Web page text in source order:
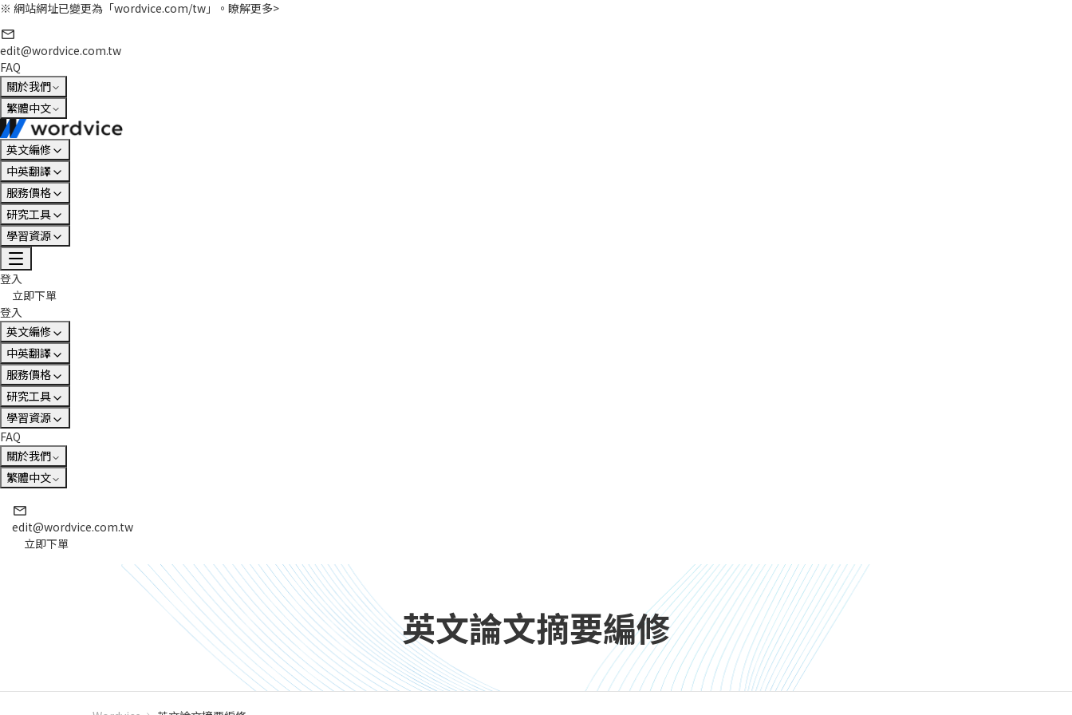
※ 網站網址已變更為「wordvice.com/tw」。 瞭解更多>
edit@wordvice.com.tw
FAQ
關於我們
繁體中文
英文編修
中英翻譯
服務價格
研究工具
學習資源
登入
立即下單
登入
英文編修
中英翻譯
服務價格
研究工具
學習資源
FAQ
關於我們
繁體中文
edit@wordvice.com.tw
立即下單
英文論文摘要編修